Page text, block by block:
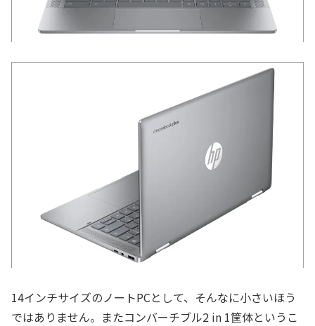
14インチサイズのノートPCとして、そんなに小さいほう
ではありません。またコンバーチブル2 in 1筐体というこ